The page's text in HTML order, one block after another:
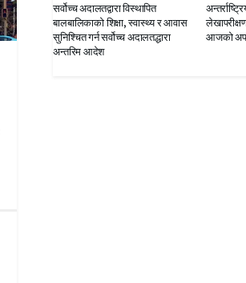
सर्वोच्च अदालतद्वारा विस्थापित
बालबालिकाको शिक्षा, स्वास्थ्य र आवास
सुनिश्चित गर्न सर्वोच्च अदालतद्धारा
अन्तरिम आदेश
आजको